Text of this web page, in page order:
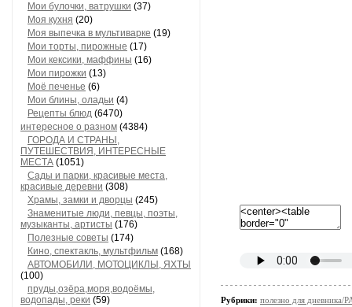
Мои булочки, ватрушки (37)
Моя кухня (20)
Моя выпечка в мультиварке (19)
Мои торты, пирожные (17)
Мои кексики, маффины (16)
Мои пирожки (13)
Моё печенье (6)
Мои блины, оладьи (4)
Рецепты блюд (6470)
интересное о разном (4384)
ГОРОДА И СТРАНЫ,
ПУТЕШЕСТВИЯ, ИНТЕРЕСНЫЕ
МЕСТА (1051)
Сады и парки, красивые места,
красивые деревни (308)
Храмы, замки и дворцы (245)
Знаменитые люди, певцы, поэты,
музыканты, артисты (176)
Полезные советы (174)
Кино, спектакль, мультфильм (168)
АВТОМОБИЛИ, МОТОЦИКЛЫ, ЯХТЫ
(100)
пруды,озёра,моря,водоёмы,
водопады, реки (59)
Рубрики: полезно для